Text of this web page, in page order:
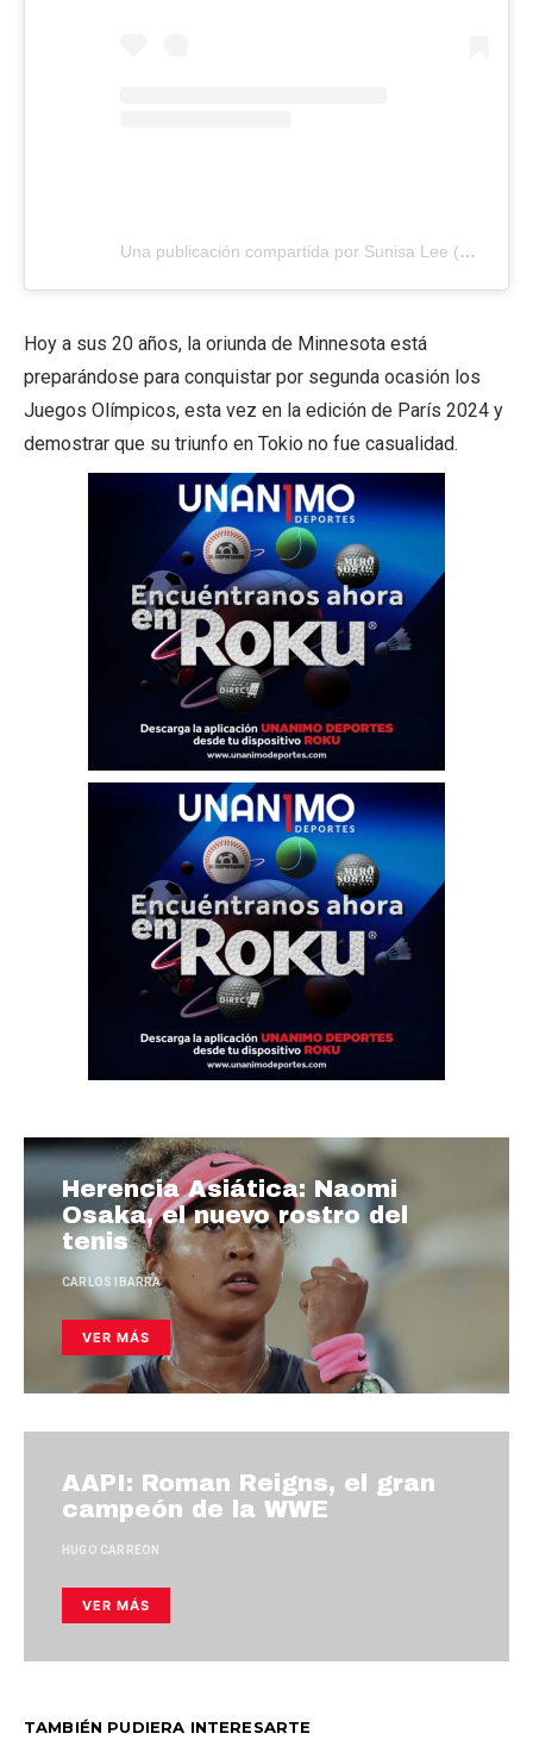
Una publicación compartida por Sunisa Lee (@sunisalee)
Hoy a sus 20 años, la oriunda de Minnesota está
preparándose para conquistar por segunda ocasión los
Juegos Olímpicos, esta vez en la edición de París 2024 y
demostrar que su triunfo en Tokio no fue casualidad.
Herencia Asiática: Naomi
Osaka, el nuevo rostro del
tenis
CARLOS IBARRA
VER MÁS
AAPI: Roman Reigns, el gran
campeón de la WWE
HUGO CARREON
VER MÁS
TAMBIÉN PUDIERA INTERESARTE